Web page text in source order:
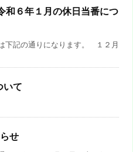
和６年１月の休日当番につ
下記の通りになります。 １２月
て
せ